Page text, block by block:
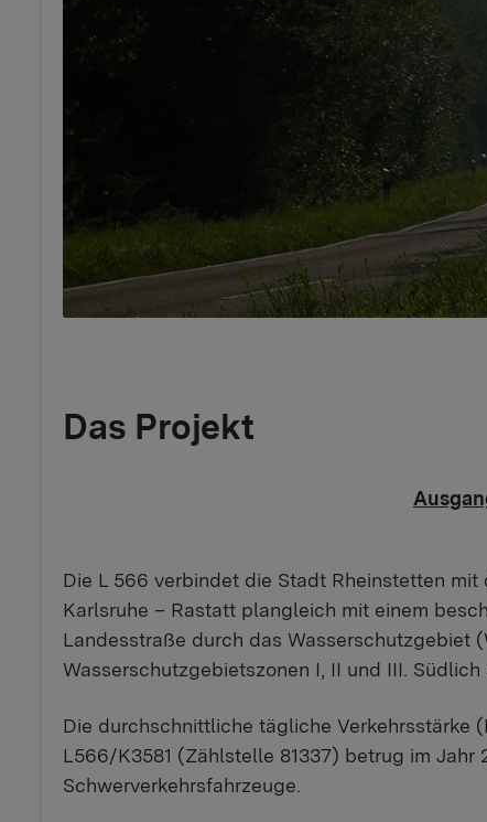
Das Projekt
Die L 566 verbindet die Stadt Rheinstetten
Karlsruhe – Rastatt plangleich mit einem
Landesstraße durch das Wasserschutzgebiet
Wasserschutzgebietszonen I, II und III.
Die durchschnittliche tägliche Verkehrsstärke
L566/K3581 (Zählstelle 81337) betrug im
Schwerverkehrsfahrzeuge.